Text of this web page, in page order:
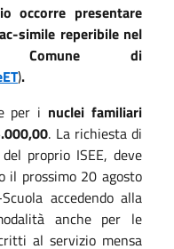
occorre presentare
simile reperibile nel
Comune di
).
per i nuclei familiari
. La richiesta di
proprio ISEE, deve
il prossimo 20 agosto
accedendo alla
anche per le
al servizio mensa